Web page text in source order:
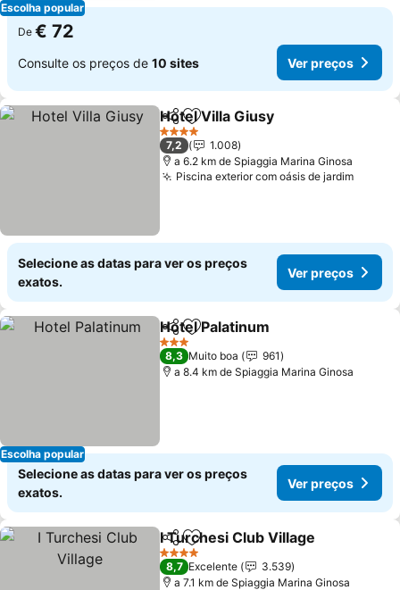
Escolha popular
De € 72
Consulte os preços de 10 sites Ver preços
PartilharAdicionar aos favoritos
Hotel Villa Giusy
4 Estrelas
7,2
1.008
a 6.2 km de Spiaggia Marina Ginosa
Piscina exterior com oásis de jardimVer
Selecione as datas para ver os preços
exatos.
Ver preços
Escolha popular
PartilharAdicionar aos favoritos
Hotel Palatinum
3 Estrelas
8,3 Muito boa
961
a 8.4 km de Spiaggia Marina Ginosa
Selecione as datas para ver os preços
exatos.
Ver preços
PartilharAdicionar aos favoritos
I Turchesi Club Village
4 Estrelas
8,7 Excelente
3.539
a 7.1 km de Spiaggia Marina Ginosa